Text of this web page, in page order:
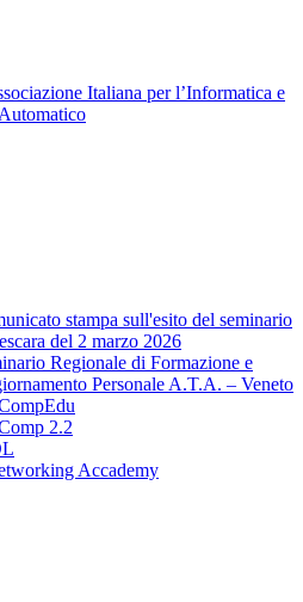
Italiana per l’Informatica e
stampa sull'esito del seminario
del 2 marzo 2026
Regionale di Formazione e
Personale A.T.A. – Veneto
2.2
Accademy